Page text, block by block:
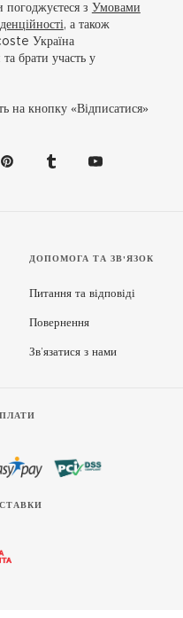
з Умовами
, а також
Україна
та брати участь у
на кнопку «Відписатися»
ДОПОМОГА ТА ЗВ'ЯЗОК
Питання та відповіді
Повернення
Зв’язатися з нами